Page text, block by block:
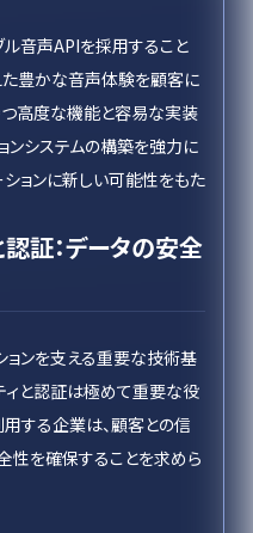
ル音声APIを採用すること
豊かな音声体験を顧客に
つ高度な機能と容易な実装
ンシステムの構築を強力に
ションに新しい可能性をもた
証：データの安全
ョンを支える重要な技術基
ィと認証は極めて重要な役
する企業は、顧客との信
性を確保することを求めら